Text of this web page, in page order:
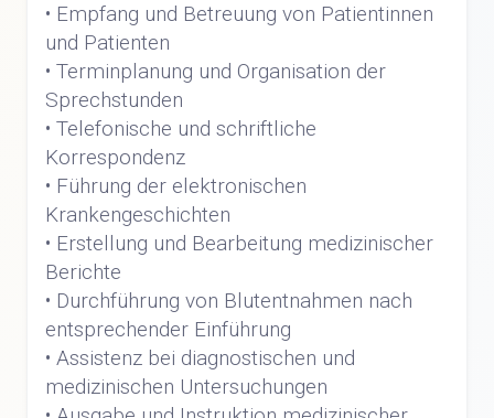
• Empfang und Betreuung von Patientinnen
und Patienten
• Terminplanung und Organisation der
Sprechstunden
• Telefonische und schriftliche
Korrespondenz
• Führung der elektronischen
Krankengeschichten
• Erstellung und Bearbeitung medizinischer
Berichte
• Durchführung von Blutentnahmen nach
entsprechender Einführung
• Assistenz bei diagnostischen und
medizinischen Untersuchungen